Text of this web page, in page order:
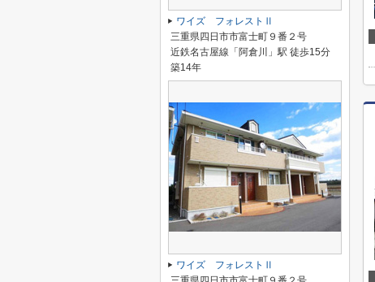
ワイズ フォレストⅡ
三重県四日市市富士町９番２号
近鉄名古屋線「阿倉川」駅 徒歩15分
築14年
ワイズ フォレストⅡ